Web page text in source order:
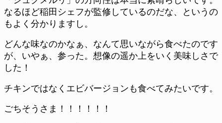
なるほど稲田シェフが監修しているのだな、というの
もよく分かりますし。
どんな味なのかなぁ、なんて思いながら食べたのです
が、いやぁ、参った。想像の遥か上をいく美味しさで
した！
チキンではなくエビバージョンも食べてみたいです。
ごちそうさま！！！！！！